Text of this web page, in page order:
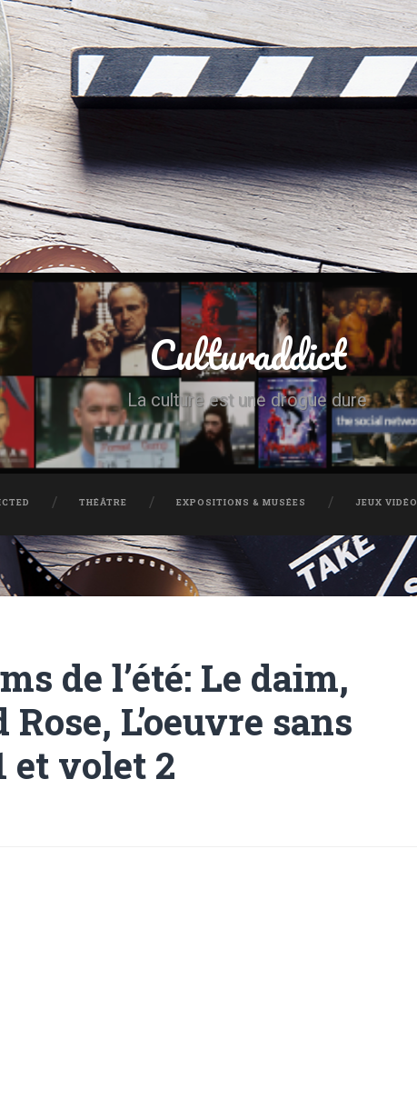
Culturaddict
La culture est une drogue dure
THÉÂTRE EXPOSITIONS & MUSÉES JEUX VIDÉO
de l’été: Le daim,
L’oeuvre sans
et volet 2